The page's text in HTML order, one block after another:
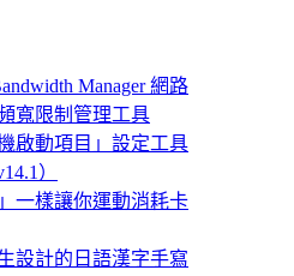
Manager 網路
寬限制管理工具
啟動項目」設定工具
）
一樣讓你運動消耗卡
設計的日語漢字手寫